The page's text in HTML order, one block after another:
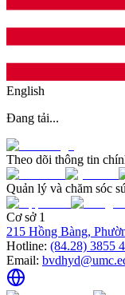
English
Đang tải...
Theo dõi thông tin
Quản lý và chăm sóc
Cơ sở 1
215 Hồng Bàng,
Hotline: (84.28) 3855
Email: